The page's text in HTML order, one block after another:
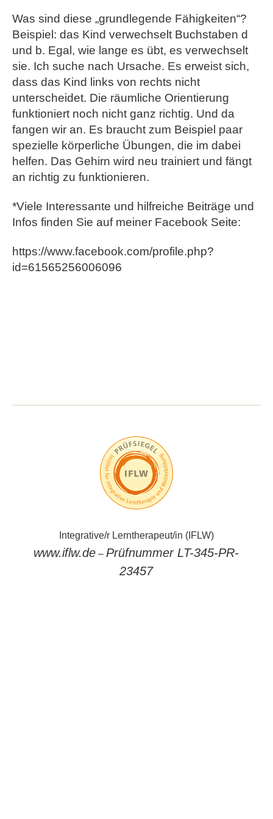
Was sind diese „grundlegende Fähigkeiten“?
Beispiel: das Kind verwechselt Buchstaben d
und b. Egal, wie lange es übt, es verwechselt
sie. Ich suche nach Ursache. Es erweist sich,
dass das Kind links von rechts nicht
unterscheidet. Die räumliche Orientierung
funktioniert noch nicht ganz richtig. Und da
fangen wir an. Es braucht zum Beispiel paar
spezielle körperliche Übungen, die im dabei
helfen. Das Gehirn wird neu trainiert und fängt
an richtig zu funktionieren.
*Viele Interessante und hilfreiche Beiträge und
Infos finden Sie auf meiner Facebook Seite:
https://www.facebook.com/profile.php?
id=61565256006096
Integrative/r Lerntherapeut/in (IFLW)
www.iflw.de – Prüfnummer LT-345-PR-
23457